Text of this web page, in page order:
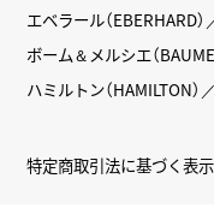
エベラール（EBERHARD）
ボーム＆メルシエ（
ハミルトン（HAMILTON）
特定商取引法に基づく表示